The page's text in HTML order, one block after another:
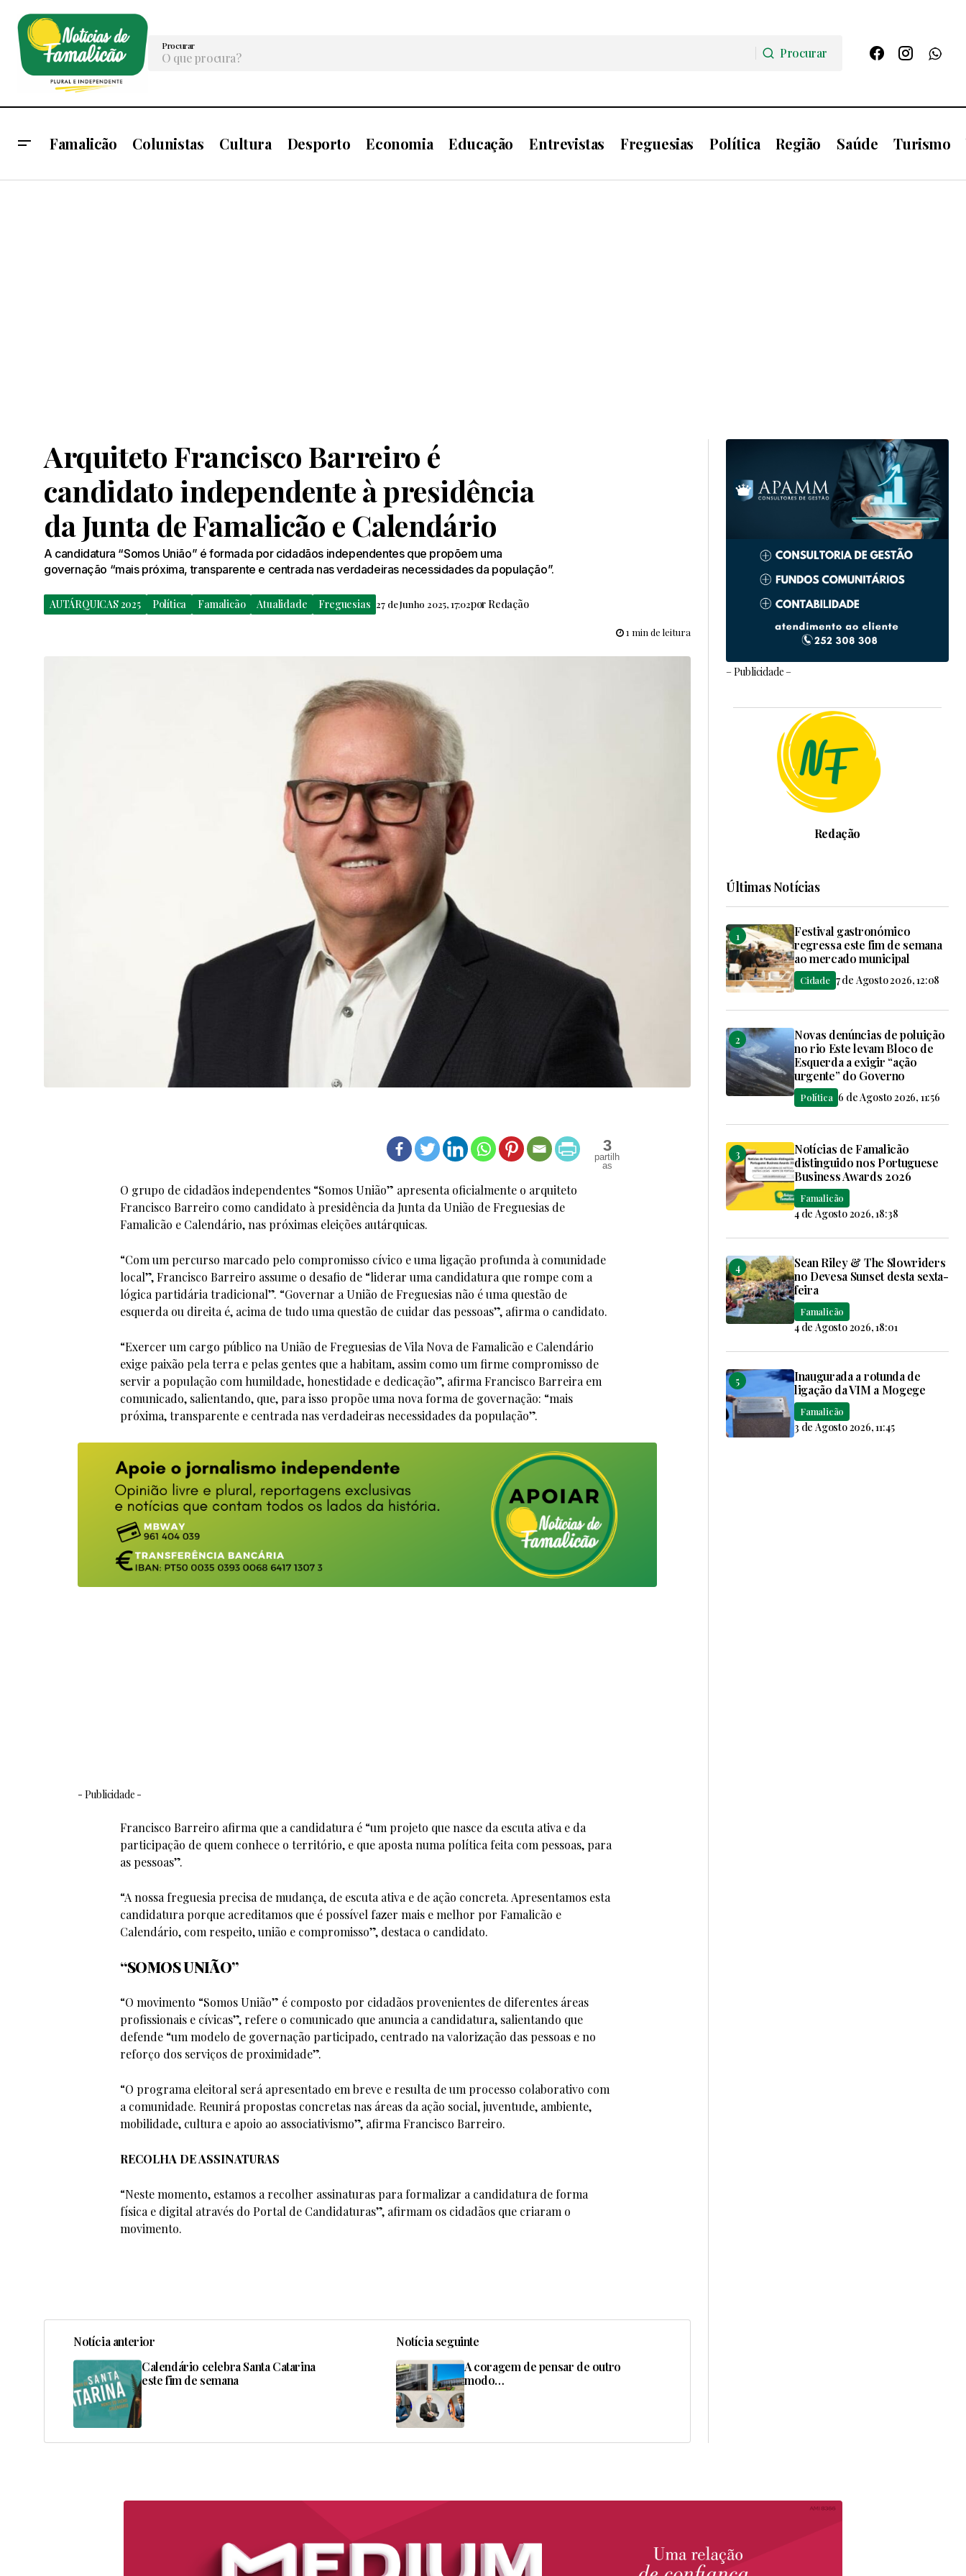
Procurar
Procurar
Famalicão Colunistas Cultura Desporto Economia Educação Entrevistas Freguesias Política Região Saúde Turismo
Arquiteto Francisco Barreiro é
candidato independente à presidência
da Junta de Famalicão e Calendário
A candidatura “Somos União” é formada por cidadãos independentes que propõem uma
governação “mais próxima, transparente e centrada nas verdadeiras necessidades da população”.
AUTÁRQUICAS 2025 Política Famalicão Atualidade Freguesias 27 de Junho 2025, 17:02por Redação
1 min de leitura
3
O grupo de cidadãos independentes “Somos União” apresenta oficialmente o arquiteto
Francisco Barreiro como candidato à presidência da Junta da União de Freguesias de
Famalicão e Calendário, nas próximas eleições autárquicas.
“Com um percurso marcado pelo compromisso cívico e uma ligação profunda à comunidade
local”, Francisco Barreiro assume o desafio de “liderar uma candidatura que rompe com a
lógica partidária tradicional”. “Governar a União de Freguesias não é uma questão de
esquerda ou direita é, acima de tudo uma questão de cuidar das pessoas”, afirma o candidato.
“Exercer um cargo público na União de Freguesias de Vila Nova de Famalicão e Calendário
exige paixão pela terra e pelas gentes que a habitam, assim como um firme compromisso de
servir a população com humildade, honestidade e dedicação”, afirma Francisco Barreira em
comunicado, salientando, que, para isso propõe uma nova forma de governação: “mais
próxima, transparente e centrada nas verdadeiras necessidades da população”.
- Publicidade -
Francisco Barreiro afirma que a candidatura é “um projeto que nasce da escuta ativa e da
participação de quem conhece o território, e que aposta numa política feita com pessoas, para
as pessoas”.
“A nossa freguesia precisa de mudança, de escuta ativa e de ação concreta. Apresentamos esta
candidatura porque acreditamos que é possível fazer mais e melhor por Famalicão e
Calendário, com respeito, união e compromisso”, destaca o candidato.
“SOMOS UNIÃO”
“O movimento “Somos União” é composto por cidadãos provenientes de diferentes áreas
profissionais e cívicas”, refere o comunicado que anuncia a candidatura, salientando que
defende “um modelo de governação participado, centrado na valorização das pessoas e no
reforço dos serviços de proximidade”.
“O programa eleitoral será apresentado em breve e resulta de um processo colaborativo com
a comunidade. Reunirá propostas concretas nas áreas da ação social, juventude, ambiente,
mobilidade, cultura e apoio ao associativismo”, afirma Francisco Barreiro.
RECOLHA DE ASSINATURAS
“Neste momento, estamos a recolher assinaturas para formalizar a candidatura de forma
física e digital através do Portal de Candidaturas”, afirmam os cidadãos que criaram o
movimento.
Notícia anterior
Calendário celebra Santa Catarina
este fim de semana
Notícia seguinte
A coragem de pensar de outro
modo…
– Publicidade –
Redação
Últimas Notícias
Festival gastronómico
regressa este fim de semana
ao mercado municipal
Cidade 7 de Agosto 2026, 12:08
Novas denúncias de poluição
no rio Este levam Bloco de
Esquerda a exigir “ação
urgente” do Governo
Política 6 de Agosto 2026, 11:56
Notícias de Famalicão
distinguido nos Portuguese
Business Awards 2026
Famalicão
4 de Agosto 2026, 18:38
Sean Riley & The Slowriders
no Devesa Sunset desta sexta-
feira
Famalicão
4 de Agosto 2026, 18:01
Inaugurada a rotunda de
ligação da VIM a Mogege
Famalicão
3 de Agosto 2026, 11:45